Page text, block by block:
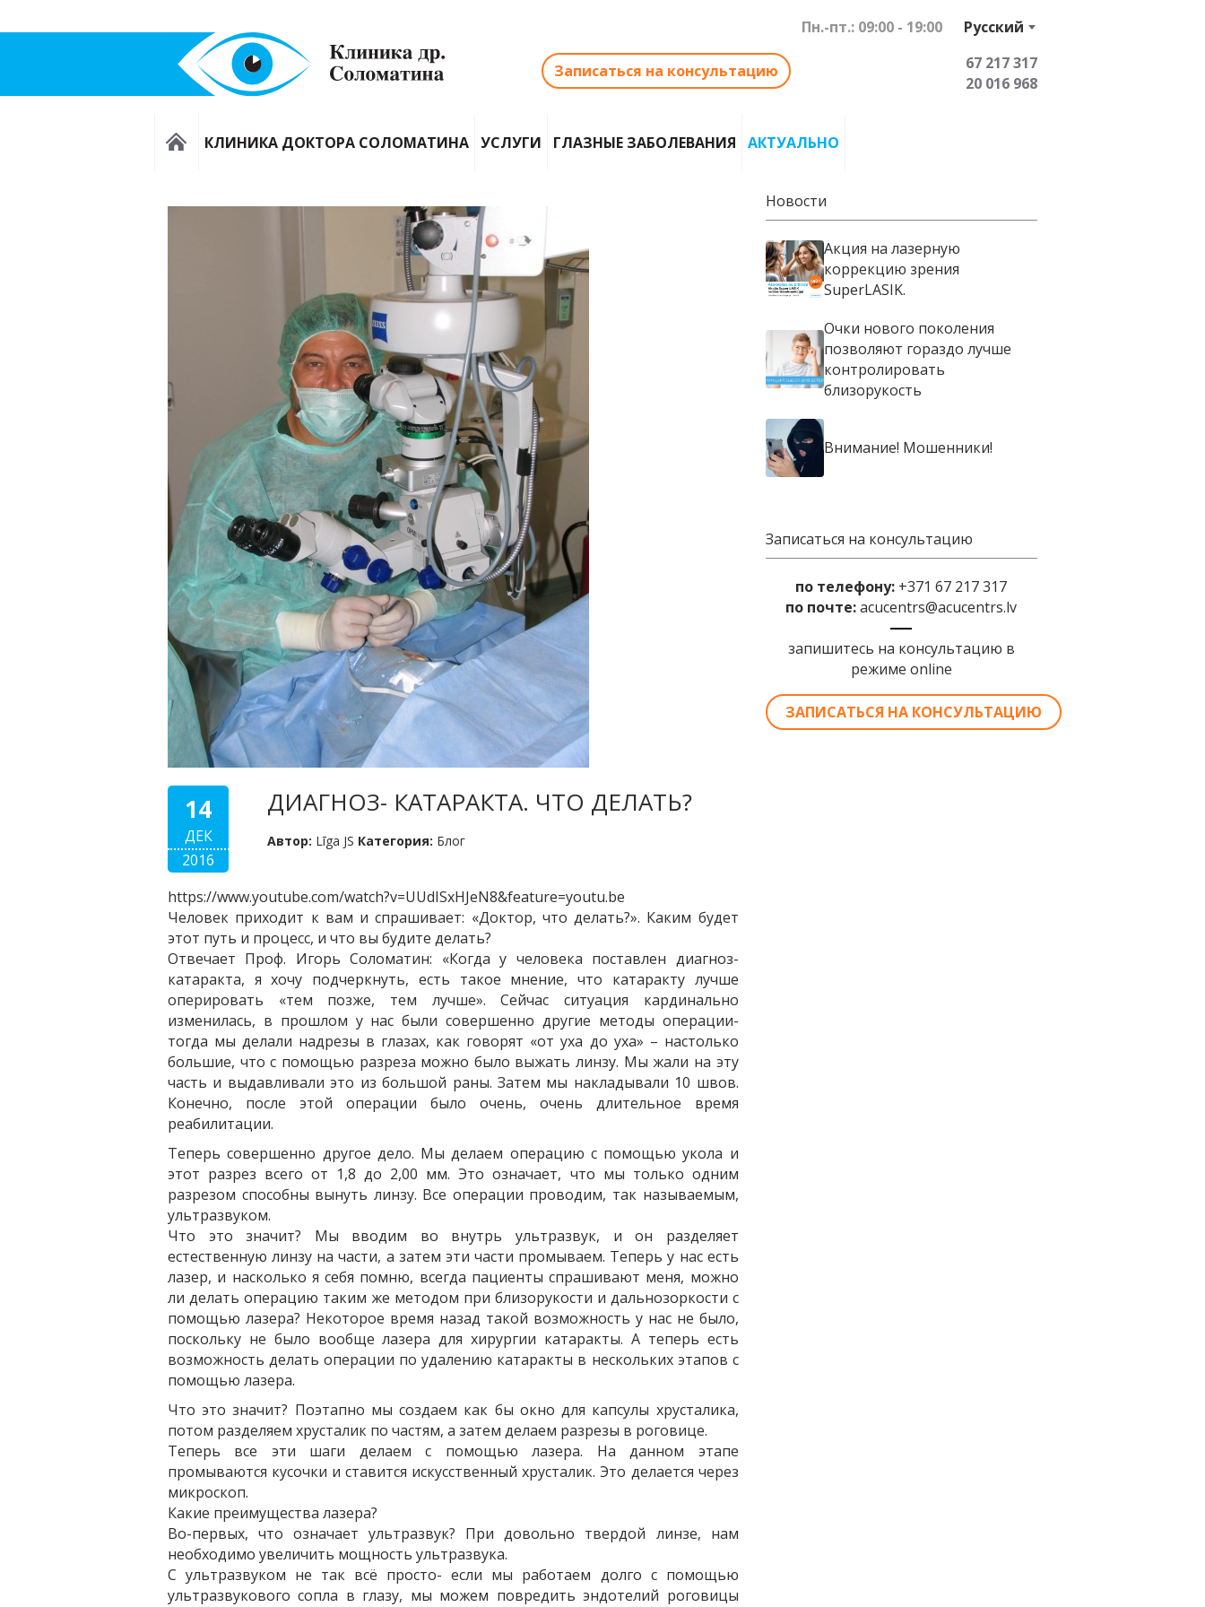
Пн.-пт.: 09:00 - 19:00 Русский
Записаться на консультацию
67 217 317
20 016 968
КЛИНИКА ДОКТОРА СОЛОМАТИНА УСЛУГИ ГЛАЗНЫЕ ЗАБОЛЕВАНИЯ АКТУАЛЬНО
14
ДЕК
2016
ДИАГНОЗ- КАТАРАКТА. ЧТО ДЕЛАТЬ?
Автор: Līga JS Категория: Блог
https://www.youtube.com/watch?v=UUdISxHJeN8&feature=youtu.be
Человек приходит к вам и спрашивает: «Доктор, что делать?». Каким будет
этот путь и процесс, и что вы будите делать?
Отвечает Проф. Игорь Соломатин: «Когда у человека поставлен диагноз-
катаракта, я хочу подчеркнуть, есть такое мнение, что катаракту лучше
оперировать «тем позже, тем лучше». Сейчас ситуация кардинально
изменилась, в прошлом у нас были совершенно другие методы операции-
тогда мы делали надрезы в глазах, как говорят «от уха до уха» – настолько
большие, что с помощью разреза можно было выжать линзу. Мы жали на эту
часть и выдавливали это из большой раны. Затем мы накладывали 10 швов.
Конечно, после этой операции было очень, очень длительное время
реабилитации.
Теперь совершенно другое дело. Мы делаем операцию с помощью укола и
этот разрез всего от 1,8 до 2,00 мм. Это означает, что мы только одним
разрезом способны вынуть линзу. Все операции проводим, так называемым,
ультразвуком.
Что это значит? Мы вводим во внутрь ультразвук, и он разделяет
естественную линзу на части, а затем эти части промываем. Теперь у нас есть
лазер, и насколько я себя помню, всегда пациенты спрашивают меня, можно
ли делать операцию таким же методом при близорукости и дальнозоркости с
помощью лазера? Некоторое время назад такой возможность у нас не было,
поскольку не было вообще лазера для хирургии катаракты. А теперь есть
возможность делать операции по удалению катаракты в нескольких этапов с
помощью лазера.
Что это значит? Поэтапно мы создаем как бы окно для капсулы хрусталика,
потом разделяем хрусталик по частям, а затем делаем разрезы в роговице.
Теперь все эти шаги делаем с помощью лазера. На данном этапе
промываются кусочки и ставится искусственный хрусталик. Это делается через
микроскоп.
Какие преимущества лазера?
Во-первых, что означает ультразвук? При довольно твердой линзе, нам
необходимо увеличить мощность ультразвука.
С ультразвуком не так всё просто- если мы работаем долго с помощью
ультразвукового сопла в глазу, мы можем повредить эндотелий роговицы
Новости
Акция на лазерную
коррекцию зрения
SuperLASIK.
Очки нового поколения
позволяют гораздо лучше
контролировать
близорукость
Внимание! Мошенники!
Записаться на консультацию
по телефону: +371 67 217 317
по почте:acucentrs@acucentrs.lv
запишитесь на консультацию в
режиме online
ЗАПИСАТЬСЯ НА КОНСУЛЬТАЦИЮ